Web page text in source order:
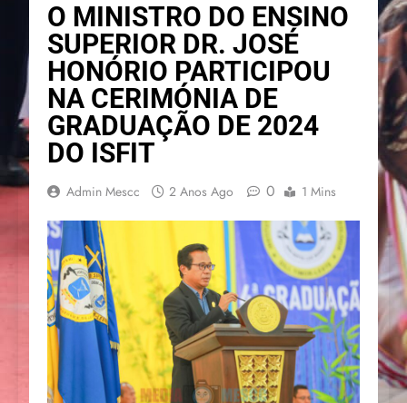
O MINISTRO DO ENSINO
SUPERIOR DR. JOSÉ
HONÓRIO PARTICIPOU
NA CERIMÓNIA DE
GRADUAÇÃO DE 2024
DO ISFIT
Admin Mescc 2 Anos Ago 0 1 Mins